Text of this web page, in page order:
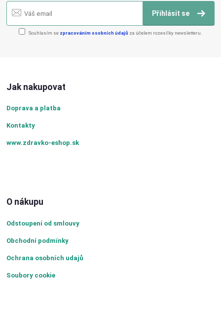
Přihlásit se
Souhlasím se zpracováním osobních údajů za účelem rozesílky newsletteru.
Jak nakupovat
Doprava a platba
Kontakty
www.zdravko-eshop.sk
O nákupu
Odstoupení od smlouvy
Obchodní podmínky
Ochrana osobních udajů
Soubory cookie